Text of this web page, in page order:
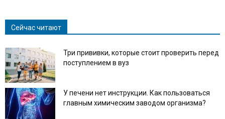
Сейчас читают
Три прививки, которые стоит проверить перед
поступлением в вуз
У печени нет инструкции. Как пользоваться
главным химическим заводом организма?